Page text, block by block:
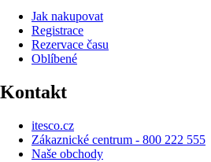
Jak nakupovat
Registrace
Rezervace času
Oblíbené
Kontakt
itesco.cz
Zákaznické centrum - 800 222 555
Naše obchody